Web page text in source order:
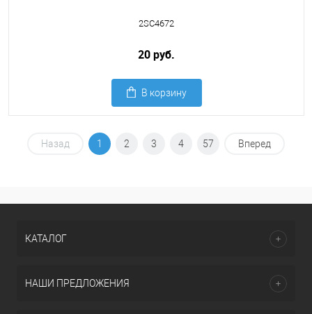
2SC4672
20 руб.
В корзину
Назад 1 2 3 4 57 Вперед
КАТАЛОГ
НАШИ ПРЕДЛОЖЕНИЯ